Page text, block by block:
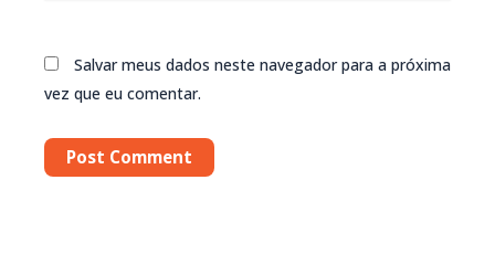
Salvar meus dados neste navegador para a próxima
vez que eu comentar.